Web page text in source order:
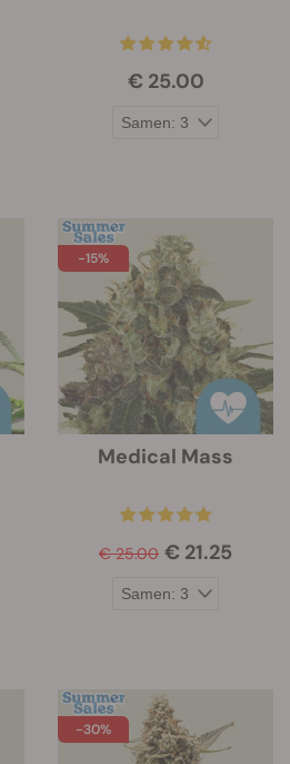
€ 25.00
-15%
Medical Mass
€ 25.00 € 21.25
-30%